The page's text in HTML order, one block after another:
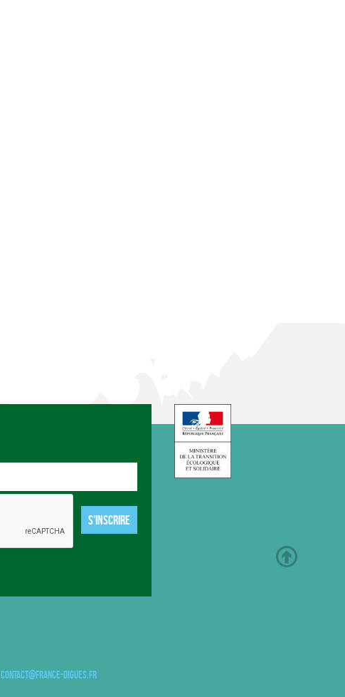
S'INSCRIRE
contact@france-digues.fr